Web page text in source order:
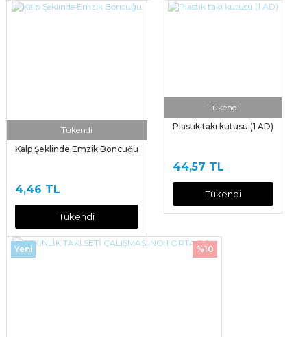
Tükendi
Kalp Şeklinde Emzik Boncuğu
4,46 TL
Tükendi
Tükendi
Plastik takı kutusu (1 AD)
44,57 TL
Tükendi
%10
Yeni